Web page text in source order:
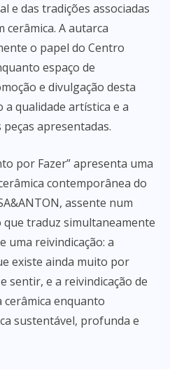
e das tradições associadas
cerâmica. A autarca
o papel do Centro
espaço de
e divulgação desta
a qualidade artística e a
apresentadas.
por Fazer” apresenta uma
contemporânea do
assente num
traduz simultaneamente
uma reivindicação: a
existe ainda muito por
sentir, e a reivindicação de
enquanto
sustentável, profunda e